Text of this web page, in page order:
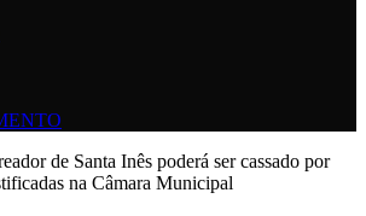
de Santa Inês poderá ser cassado por
na Câmara Municipal